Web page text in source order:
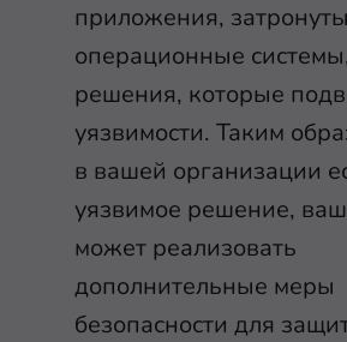
приложения,
операционные
решения, которые
уязвимости. Таким
в вашей организации
уязвимое решение,
может реализовать
дополнительные меры
безопасности для